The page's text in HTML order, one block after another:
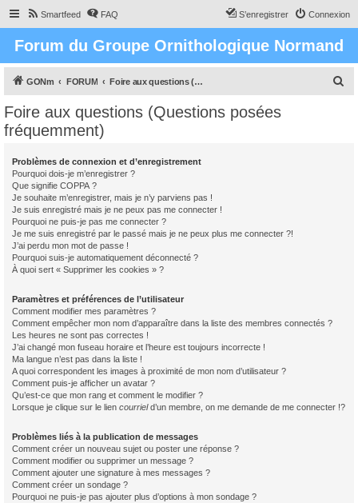
Smartfeed FAQ Connexion
S’enregistrer
Forum du Groupe Ornithologique Normand
GONm FORUM Foire aux questions (Questions posées fréquemment)
Foire aux questions (Questions posées
fréquemment)
Problèmes de connexion et d’enregistrement
Pourquoi dois-je m’enregistrer ?
Que signifie COPPA ?
Je souhaite m’enregistrer, mais je n’y parviens pas !
Je suis enregistré mais je ne peux pas me connecter !
Pourquoi ne puis-je pas me connecter ?
Je me suis enregistré par le passé mais je ne peux plus me connecter ?!
J’ai perdu mon mot de passe !
Pourquoi suis-je automatiquement déconnecté ?
À quoi sert « Supprimer les cookies » ?
Paramètres et préférences de l’utilisateur
Comment modifier mes paramètres ?
Comment empêcher mon nom d’apparaître dans la liste des membres connectés ?
Les heures ne sont pas correctes !
J’ai changé mon fuseau horaire et l’heure est toujours incorrecte !
Ma langue n’est pas dans la liste !
A quoi correspondent les images à proximité de mon nom d’utilisateur ?
Comment puis-je afficher un avatar ?
Qu’est-ce que mon rang et comment le modifier ?
Lorsque je clique sur le lien courrield’un membre, on me demande de me connecter !?
Problèmes liés à la publication de messages
Comment créer un nouveau sujet ou poster une réponse ?
Comment modifier ou supprimer un message ?
Comment ajouter une signature à mes messages ?
Comment créer un sondage ?
Pourquoi ne puis-je pas ajouter plus d’options à mon sondage ?